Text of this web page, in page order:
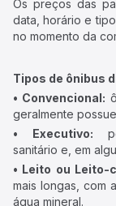
Os preços das
data, horário e
no momento da
Tipos de ônibus
• Convencional:
geralmente
• Executivo:
sanitário e, em
• Leito ou Leito-
mais longas, com
água mineral.